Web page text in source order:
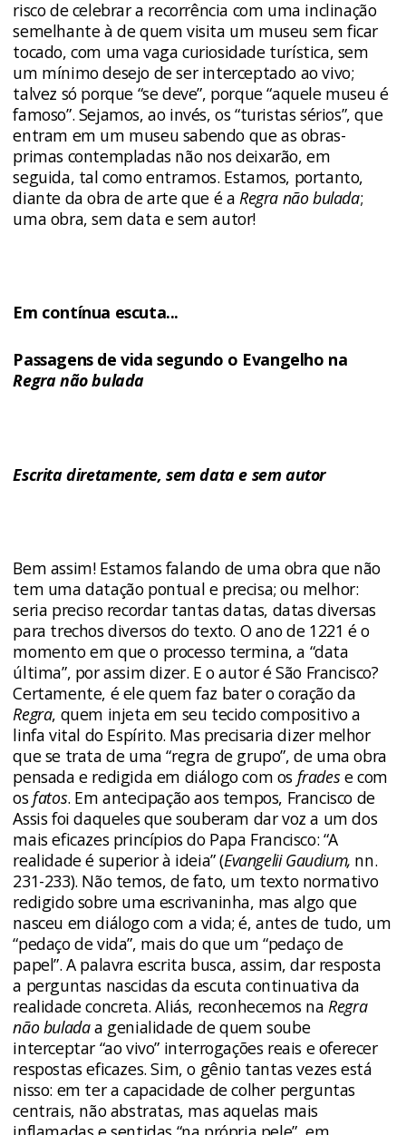
risco de celebrar a recorrência com uma inclinação
semelhante à de quem visita um museu sem ficar
tocado, com uma vaga curiosidade turística, sem
um mínimo desejo de ser interceptado ao vivo;
talvez só porque “se deve”, porque “aquele museu é
famoso”. Sejamos, ao invés, os “turistas sérios”, que
entram em um museu sabendo que as obras-
primas contempladas não nos deixarão, em
seguida, tal como entramos. Estamos, portanto,
diante da obra de arte que é a Regra não bulada;
uma obra, sem data e sem autor!
Em contínua escuta...
Passagens de vida segundo o Evangelho na
Regra não bulada
Escrita diretamente, sem data e sem autor
Bem assim! Estamos falando de uma obra que não
tem uma datação pontual e precisa; ou melhor:
seria preciso recordar tantas datas, datas diversas
para trechos diversos do texto. O ano de 1221 é o
momento em que o processo termina, a “data
última”, por assim dizer. E o autor é São Francisco?
Certamente, é ele quem faz bater o coração da
Regra, quem injeta em seu tecido compositivo a
linfa vital do Espírito. Mas precisaria dizer melhor
que se trata de uma “regra de grupo”, de uma obra
pensada e redigida em diálogo com os frades e com
osfatos. Em antecipação aos tempos, Francisco de
Assis foi daqueles que souberam dar voz a um dos
mais eficazes princípios do Papa Francisco: “A
realidade é superior à ideia” (Evangelii Gaudium, nn.
231-233). Não temos, de fato, um texto normativo
redigido sobre uma escrivaninha, mas algo que
nasceu em diálogo com a vida; é, antes de tudo, um
“pedaço de vida”, mais do que um “pedaço de
papel”. A palavra escrita busca, assim, dar resposta
a perguntas nascidas da escuta continuativa da
realidade concreta. Aliás, reconhecemos naRegra
não buladaa genialidade de quem soube
interceptar “ao vivo” interrogações reais e oferecer
respostas eficazes. Sim, o gênio tantas vezes está
nisso: em ter a capacidade de colher perguntas
centrais, não abstratas, mas aquelas mais